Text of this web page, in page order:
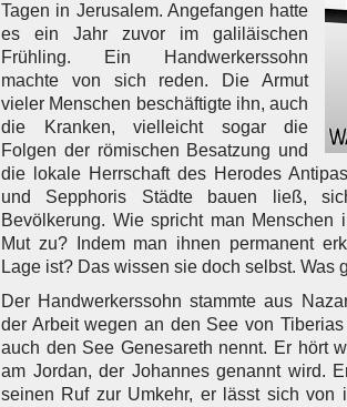
Tagen in Jerusalem. Angefangen hatte
es ein Jahr zuvor im galiläischen
Frühling. Ein Handwerkerssohn
machte von sich reden. Die Armut
vieler Menschen beschäftigte ihn, auch
die Kranken, vielleicht sogar die
Folgen der römischen Besatzung und
die lokale Herrschaft des Herodes
und Sepphoris Städte bauen ließ,
Bevölkerung. Wie spricht man Menschen
Mut zu? Indem man ihnen permanent
Lage ist? Das wissen sie doch selbst. Was
Der Handwerkerssohn stammte aus
der Arbeit wegen an den See von
auch den See Genesareth nennt. Er hört
am Jordan, der Johannes genannt wird.
seinen Ruf zur Umkehr, er lässt sich von